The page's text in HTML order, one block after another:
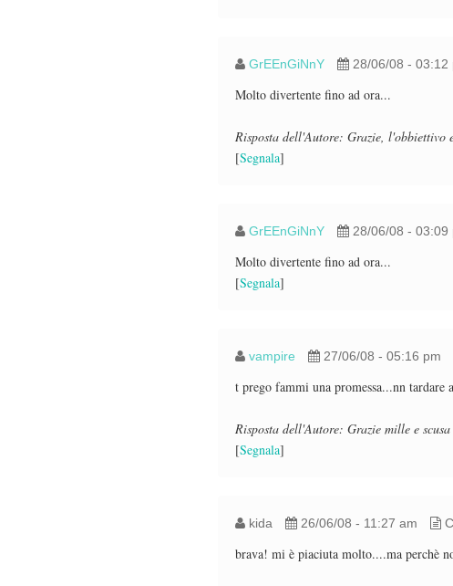
GrEEnGiNnY 28/06/08 - 03:12
Molto divertente fino ad ora...
Risposta dell'Autore: Grazie, l'obbiettivo
[Segnala]
GrEEnGiNnY 28/06/08 - 03:09
Molto divertente fino ad ora...
[Segnala]
vampire 27/06/08 - 05:16 pm
t prego fammi una promessa...nn
Risposta dell'Autore: Grazie mille e
[Segnala]
kida 26/06/08 - 11:27 am
brava! mi è piaciuta molto....ma perchè